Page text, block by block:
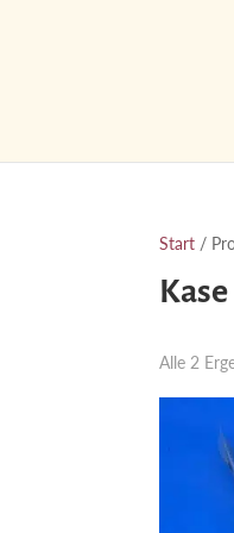
Start /
Kase
Alle 2